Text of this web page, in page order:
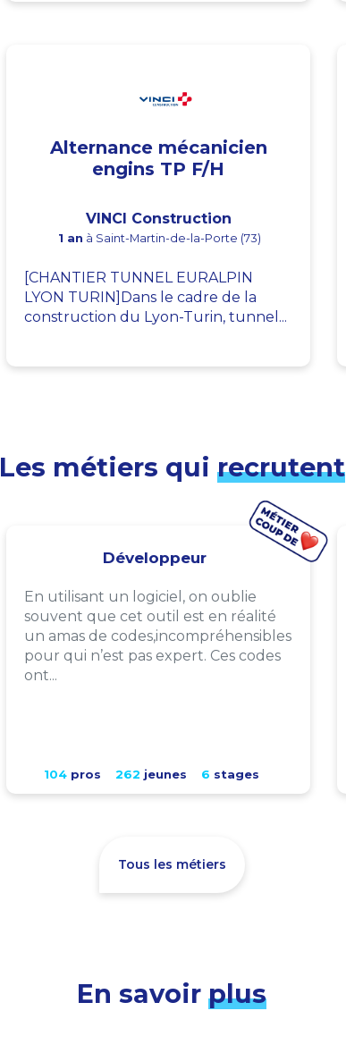
Alternance mécanicien
engins TP F/H
VINCI Construction
1 an à Saint-Martin-de-la-Porte (73)
[CHANTIER TUNNEL EURALPIN
LYON TURIN]Dans le cadre de la
construction du Lyon-Turin, tunnel...
Les métiers qui recrutent
Développeur
En utilisant un logiciel, on oublie
souvent que cet outil est en réalité
un amas de codes,incompréhensibles
pour qui n’est pas expert. Ces codes
ont...
104pros 262 jeunes 6 stages
Tous les métiers
En savoir plus